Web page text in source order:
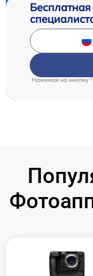
Нажимая на кнопку